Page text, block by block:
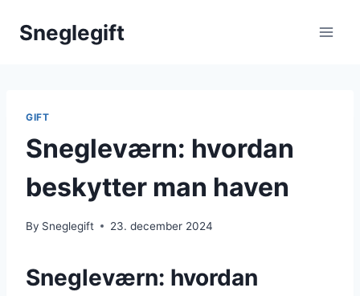
Sneglegift
GIFT
Snegleværn: hvordan
beskytter man haven
By Sneglegift 23. december 2024
Snegleværn: hvordan